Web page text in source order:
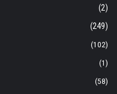
(2)
(249)
(102)
(1)
(58)